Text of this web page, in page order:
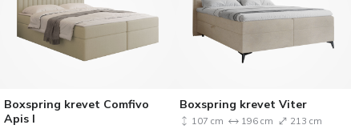
Boxspring krevet Comfivo
Apis I
Boxspring krevet Viter
107 cm 196 cm 213 cm